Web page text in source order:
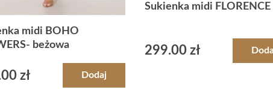
midi BOHO
beżowa
zł Dodaj
Sukienka midi FLORENCE
299.00 zł